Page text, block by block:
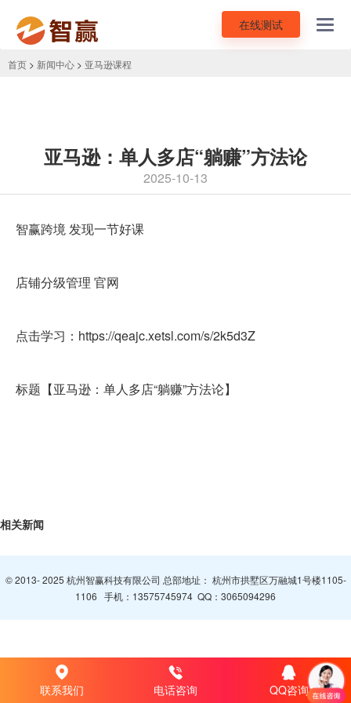
在线测试
首页 > 新闻中心 > 亚马逊课程
亚马逊：单人多店“躺赚”方法论
2025-10-13
智赢跨境 发现一节好课
店铺分级管理 官网
点击学习： https://qeajc.xetsl.com/s/2k5d3Z
标题【亚马逊：单人多店“躺赚”方法论】
相关新闻
© 2013- 2025 杭州智赢科技有限公司 总部地址： 杭州市拱墅区万融城1号楼1105-
1106 手机： 13575745974 QQ： 3065094296
联系我们 电话咨询 QQ咨询